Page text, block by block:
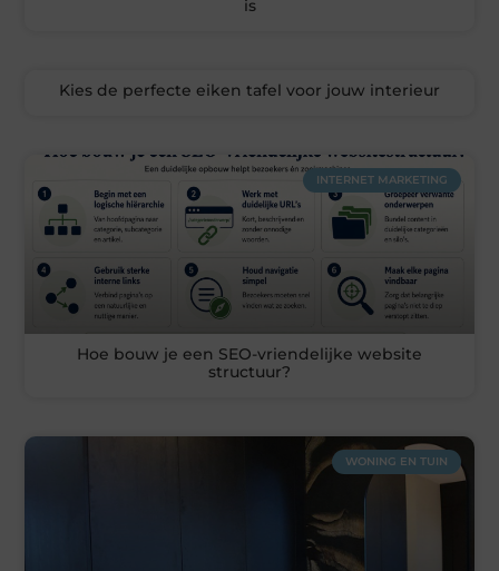
is
Kies de perfecte eiken tafel voor jouw interieur
INTERNET MARKETING
Hoe bouw je een SEO-vriendelijke website
structuur?
WONING EN TUIN